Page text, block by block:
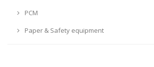
PCM
Paper & Safety equipment